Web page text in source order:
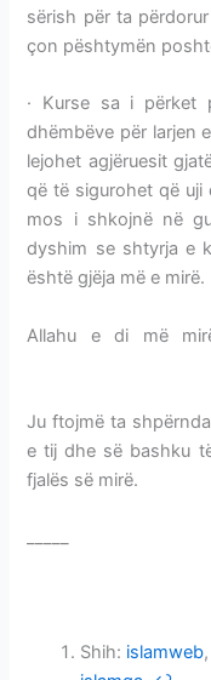
sërish për ta
çon pështymën
· Kurse sa i përket
dhëmbëve për larjen
lejohet agjëruesit
që të sigurohet që
mos i shkojnë në
dyshim se shtyrja e
është gjëja më e mirë.
Allahu e di më
Ju ftojmë ta
e tij dhe së bashku
fjalës së mirë.
Shih: islamweb,